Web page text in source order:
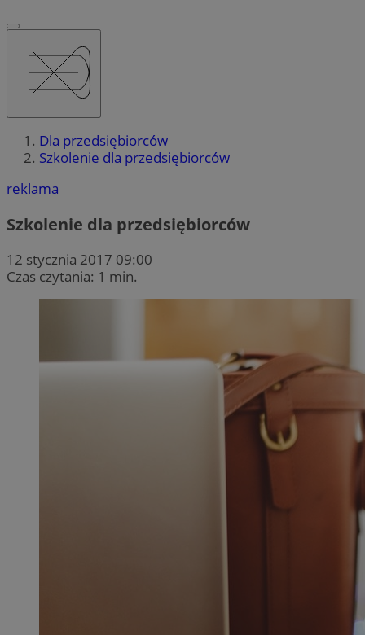
Dla przedsiębiorców
Szkolenie dla przedsiębiorców
reklama
Szkolenie dla przedsiębiorców
12 stycznia 2017 09:00
Czas czytania: 1 min.